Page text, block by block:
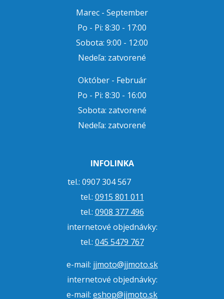
Marec - September
Po - Pi: 8:30 - 17:00
Sobota: 9:00 - 12:00
Nedeľa: zatvorené
Október - Február
Po - Pi: 8:30 - 16:00
Sobota: zatvorené
Nedeľa: zatvorené
INFOLINKA
tel.: 0907 304 567
tel.: 0915 801 011
tel.: 0908 377 496
internetové objednávky:
tel.: 045 5479 767
e-mail: jjmoto@jjmoto.sk
internetové objednávky:
e-mail: eshop@jjmoto.sk